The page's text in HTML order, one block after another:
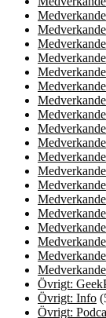
Övrigt:
Övrigt: Info
Övrigt: